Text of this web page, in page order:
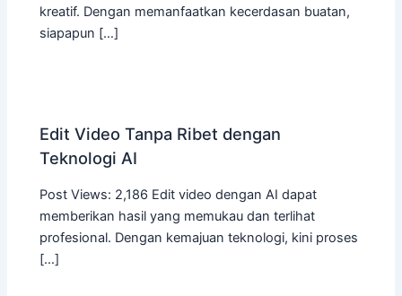
kreatif. Dengan memanfaatkan kecerdasan buatan,
siapapun […]
Edit Video Tanpa Ribet dengan
Teknologi AI
Post Views: 2,186 Edit video dengan AI dapat
memberikan hasil yang memukau dan terlihat
profesional. Dengan kemajuan teknologi, kini proses
[…]